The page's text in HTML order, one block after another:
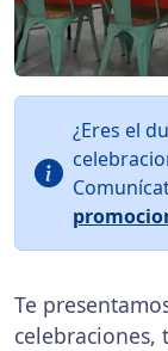
¿Eres el
Te
celebraciones,